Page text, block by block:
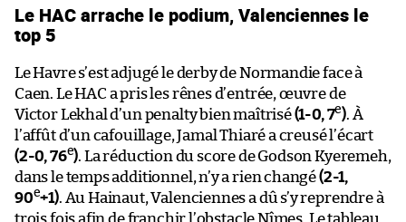
Le HAC arrache le podium, Valenciennes le
top 5
Le Havre s’est adjugé le derby de Normandie face à
Caen. Le HAC a pris les rênes d’entrée, œuvre de
Victor Lekhal d’un penalty bien maîtrisé(1-0, 7e). À
l’affût d’un cafouillage, Jamal Thiaré a creusé l’écart
(2-0, 76e). La réduction du score de Godson Kyeremeh,
dans le temps additionnel, n’y a rien changé(2-1,
90e+1). Au Hainaut, Valenciennes a dû s’y reprendre à
trois fois afin de franchir l’obstacle Nîmes. Le tableau